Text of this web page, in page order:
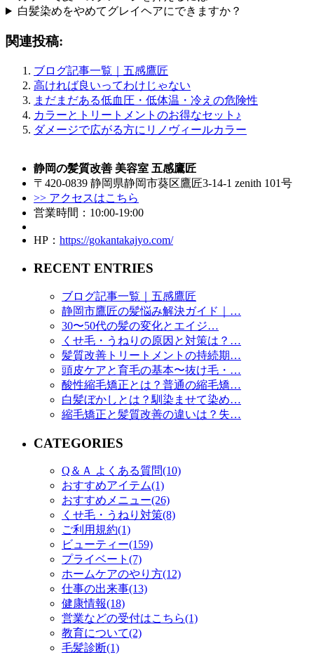
白髪染めをやめてグレイヘアにできますか？
関連投稿:
ブログ記事一覧｜五感鷹匠
高ければ良いってわけじゃない
まだまだある低血圧・低体温・冷えの危険性
カラーとトリートメントのお得なセット♪
ダメージで広がる方にリノヴィールカラー
静岡の髪質改善 美容室 五感鷹匠
〒420-0839 静岡県静岡市葵区鷹匠3-14-1 zenith 101号
>> アクセスはこちら
営業時間：10:00-19:00
HP： https://gokantakajyo.com/
RECENT ENTRIES
ブログ記事一覧｜五感鷹匠
静岡市鷹匠の髪悩み解決ガイド｜…
30〜50代の髪の変化とエイジ…
くせ毛・うねりの原因と対策は？…
髪質改善トリートメントの持続期…
頭皮ケアと育毛の基本〜抜け毛・…
酸性縮毛矯正とは？普通の縮毛矯…
白髪ぼかしとは？馴染ませて染め…
縮毛矯正と髪質改善の違いは？失…
CATEGORIES
Q＆Ａ よくある質問(10)
おすすめアイテム(1)
おすすめメニュー(26)
くせ毛・うねり対策(8)
ご利用規約(1)
ビューティー(159)
プライベート(7)
ホームケアのやり方(12)
仕事の出来事(13)
健康情報(18)
営業などの受付はこちら(1)
教育について(2)
毛髪診断(1)